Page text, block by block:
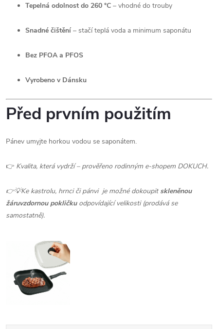
Tepelná odolnost do 260 °C – vhodné do trouby
Snadné čištění – stačí teplá voda a minimum saponátu
Bez PFOA a PFOS
Vyrobeno v Dánsku
Před prvním použitím
Pánev umyjte horkou vodou se saponátem.
👉 Kvalita, která vydrží – prověřeno rodinným e-shopem DOKUCH.
👉💡Ke kastrolu, hrnci či pánvi je možné dokoupit skleněnou
žáruvzdornou pokličkuodpovídající velikosti (prodává se
samostatně).